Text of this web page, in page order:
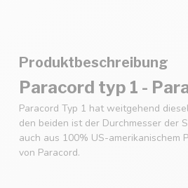
Produktbeschreibung
Paracord typ 1 -
Paracord Typ 1 hat weitgehend
den beiden ist der Durchmesser der
auch aus 100% US-
von Paracord.